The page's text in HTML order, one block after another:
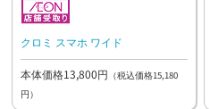
クロミ スマホ ワイド
本体価格13,800円 （税込価格15,180
円）